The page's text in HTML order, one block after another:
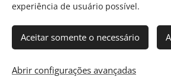
Ipiranga - Todos os direitos
Rua Arcipreste Andrade, 503 - 1° andar |
Azevedo, Ipiranga, São Paulo, SP -
| 11 3388-5600 |
Cookies
experiência de usuário possível.
Aceitar somente o necessário
Abrir configurações avançadas